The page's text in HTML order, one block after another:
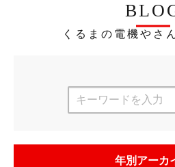
くるまの電機やさ
年別アーカ